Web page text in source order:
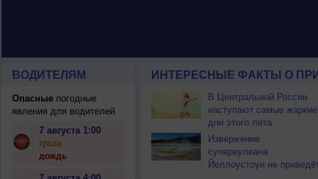
ВОДИТЕЛЯМ
Опасныепогодные
явления для водителей
7 августа 1:00
гроза
дождь
ИНТЕРЕСНЫЕ ФАКТЫ О
В Центральной России
наступают самые жаркие
дни этого лета
Извержение
супервулкана
Йеллоустоун не